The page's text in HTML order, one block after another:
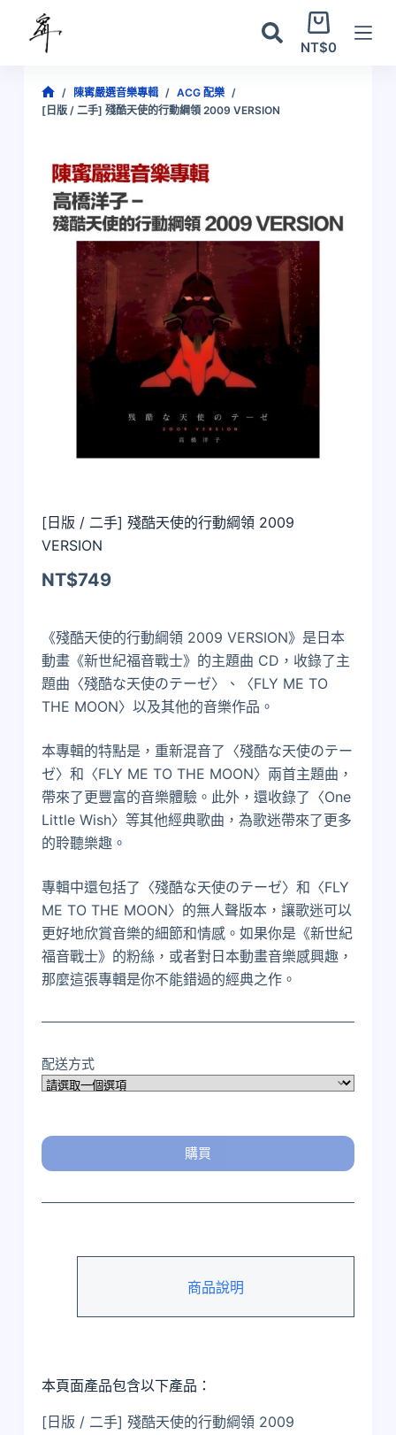
購
物
NT$0
/ 陳寗嚴選音樂專輯 / ACG 配樂 /
[日版 / 二手] 殘酷天使的行動綱領 2009 VERSION
[日版 / 二手] 殘酷天使的行動綱領 2009
VERSION
NT$749
《殘酷天使的行動綱領 2009 VERSION》是日本
動畫《新世紀福音戰士》的主題曲 CD，收錄了主
題曲〈殘酷な天使のテーゼ〉、〈FLY ME TO
THE MOON〉以及其他的音樂作品。
本專輯的特點是，重新混音了〈殘酷な天使のテー
ゼ〉和〈FLY ME TO THE MOON〉兩首主題曲，
帶來了更豐富的音樂體驗。此外，還收錄了〈One
Little Wish〉等其他經典歌曲，為歌迷帶來了更多
的聆聽樂趣。
專輯中還包括了〈殘酷な天使のテーゼ〉和〈FLY
ME TO THE MOON〉的無人聲版本，讓歌迷可以
更好地欣賞音樂的細節和情感。如果你是《新世紀
福音戰士》的粉絲，或者對日本動畫音樂感興趣，
那麼這張專輯是你不能錯過的經典之作。
配送方式
購買
商品說明
本頁面產品包含以下產品：
[日版 / 二手] 殘酷天使的行動綱領 2009